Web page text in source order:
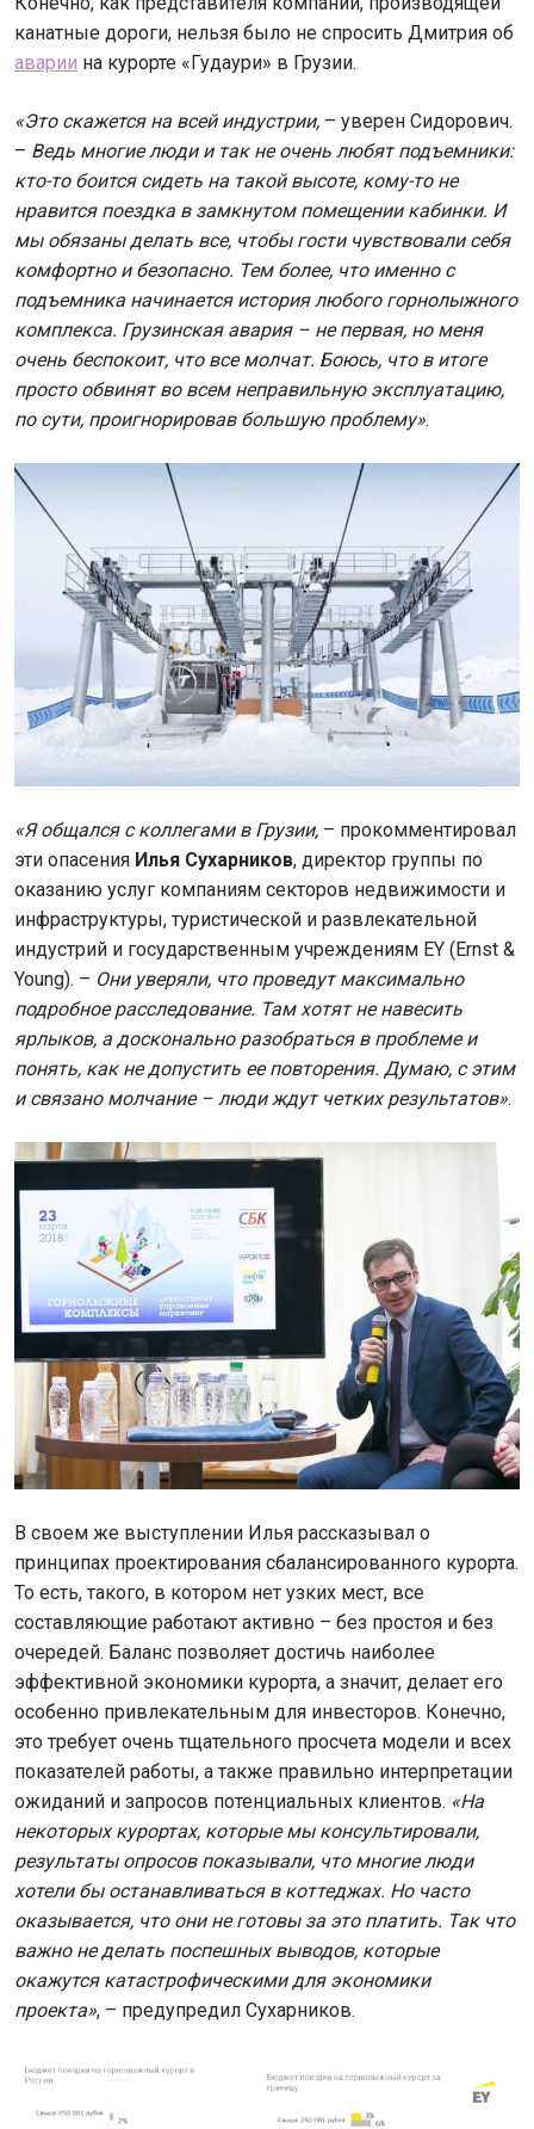
канатные дороги, нельзя было не спросить Дмитрия об
аварии на курорте «Гудаури» в Грузии.
«Это скажется на всей индустрии, – уверен Сидорович.
– Ведь многие люди и так не очень любят подъемники:
кто-то боится сидеть на такой высоте, кому-то не
нравится поездка в замкнутом помещении кабинки. И
мы обязаны делать все, чтобы гости чувствовали себя
комфортно и безопасно. Тем более, что именно с
подъемника начинается история любого горнолыжного
комплекса. Грузинская авария – не первая, но меня
очень беспокоит, что все молчат. Боюсь, что в итоге
просто обвинят во всем неправильную эксплуатацию,
по сути, проигнорировав большую проблему».
«Я общался с коллегами в Грузии, – прокомментировал
эти опасения Илья Сухарников, директор группы по
оказанию услуг компаниям секторов недвижимости и
инфраструктуры, туристической и развлекательной
индустрий и государственным учреждениям EY (Ernst &
Young). – Они уверяли, что проведут максимально
подробное расследование. Там хотят не навесить
ярлыков, а досконально разобраться в проблеме и
понять, как не допустить ее повторения. Думаю, с этим
и связано молчание – люди ждут четких результатов».
В своем же выступлении Илья рассказывал о
принципах проектирования сбалансированного курорта.
То есть, такого, в котором нет узких мест, все
составляющие работают активно – без простоя и без
очередей. Баланс позволяет достичь наиболее
эффективной экономики курорта, а значит, делает его
особенно привлекательным для инвесторов. Конечно,
это требует очень тщательного просчета модели и всех
показателей работы, а также правильно интерпретации
ожиданий и запросов потенциальных клиентов. «На
некоторых курортах, которые мы консультировали,
результаты опросов показывали, что многие люди
хотели бы останавливаться в коттеджах. Но часто
оказывается, что они не готовы за это платить. Так что
важно не делать поспешных выводов, которые
окажутся катастрофическими для экономики
проекта», – предупредил Сухарников.